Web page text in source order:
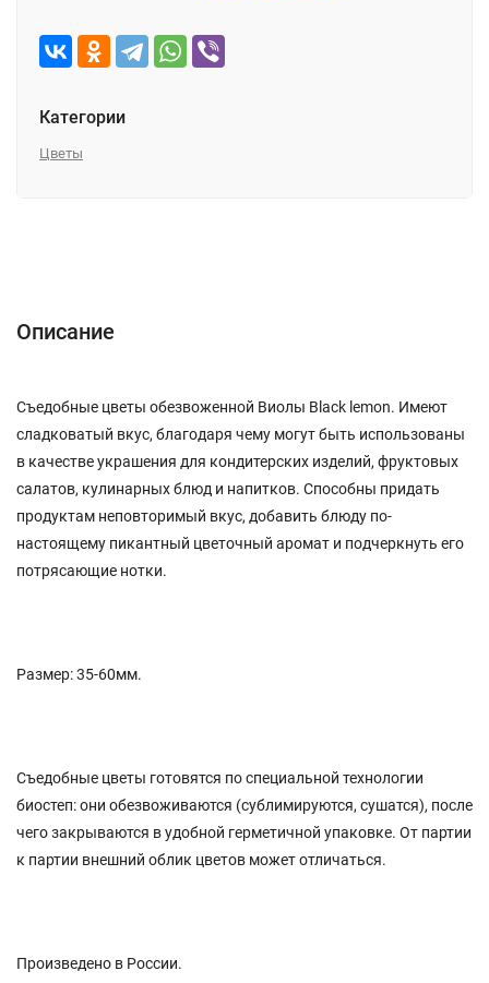
Категории
Цветы
Описание
Съедобные цветы обезвоженной Виолы Black lemon. Имеют
сладковатый вкус, благодаря чему могут быть использованы
в качестве украшения для кондитерских изделий, фруктовых
салатов, кулинарных блюд и напитков. Способны придать
продуктам неповторимый вкус, добавить блюду по-
настоящему пикантный цветочный аромат и подчеркнуть его
потрясающие нотки.
Размер: 35-60мм.
Съедобные цветы готовятся по специальной технологии
биостеп: они обезвоживаются (сублимируются, сушатся), после
чего закрываются в удобной герметичной упаковке. От партии
к партии внешний облик цветов может отличаться.
Произведено в России.